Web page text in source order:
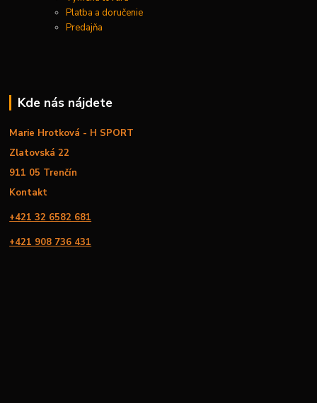
Platba a doručenie
Predajňa
Kde nás nájdete
Marie Hrotková - H SPORT
Zlatovská 22
911 05 Trenčín
Kontakt
+421 32 6582 681
+421 908 736 431